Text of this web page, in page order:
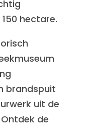
hectare.
brandspuit
uit de
de